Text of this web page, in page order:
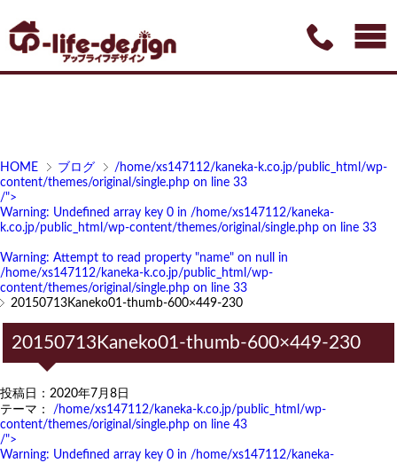
HOME ブログ
/home/xs147112/kaneka-k.co.jp/public_html/wp-
content/themes/original/single.php on line 33
/">
Warning: Undefined array key 0 in /home/xs147112/kaneka-
k.co.jp/public_html/wp-content/themes/original/single.php on line 33
Warning: Attempt to read property "name" on null in
/home/xs147112/kaneka-k.co.jp/public_html/wp-
content/themes/original/single.php on line 33
20150713Kaneko01-thumb-600×449-230
20150713Kaneko01-thumb-600×449-230
投稿日：2020年7月8日
テーマ： /home/xs147112/kaneka-k.co.jp/public_html/wp-
content/themes/original/single.php on line 43
/">
Warning: Undefined array key 0 in /home/xs147112/kaneka-